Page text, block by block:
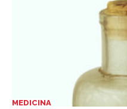
MEDICINA